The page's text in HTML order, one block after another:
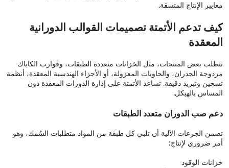
معايير الإنتاج المتسقة.
كيف تدعم الأتمتة تصميمات القوالب الدورانية
المعقدة
تتطلب بعض المنتجات، مثل الخزانات متعددة الطبقات، وقوارب الكاياك
مزدوجة الجدران، والحاويات المعزولة، أو الأجزاء الهندسية المعقدة، أنظمة
تسخين وتبريد دقيقة. تساعد الأتمتة على إدارة الدورات المعقدة دون
المساس بالهيكل.
دعم صب الدوران متعدد الطبقات
تضمن الجرعات الآلية أن تلبي كل طبقة من المواد متطلبات السُمك، وهو
أمر ضروري لإنتاج:
خزانات الوقود